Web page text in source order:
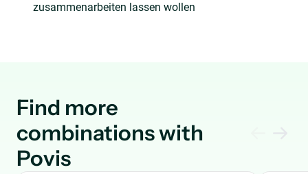
zusammenarbeiten lassen wollen
Find more
combinations with
Povis